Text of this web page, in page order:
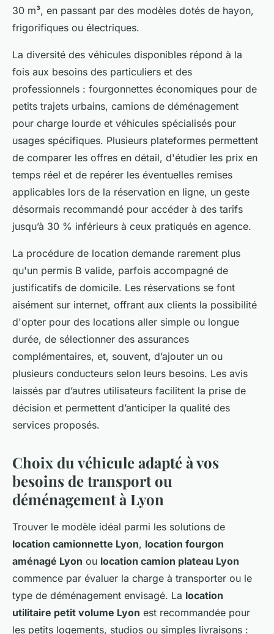
30 m³, en passant par des modèles dotés de hayon,
frigorifiques ou électriques.
La diversité des véhicules disponibles répond à la
fois aux besoins des particuliers et des
professionnels : fourgonnettes économiques pour de
petits trajets urbains, camions de déménagement
pour charge lourde et véhicules spécialisés pour
usages spécifiques. Plusieurs plateformes permettent
de comparer les offres en détail, d'étudier les prix en
temps réel et de repérer les éventuelles remises
applicables lors de la réservation en ligne, un geste
désormais recommandé pour accéder à des tarifs
jusqu’à 30 % inférieurs à ceux pratiqués en agence.
La procédure de location demande rarement plus
qu'un permis B valide, parfois accompagné de
justificatifs de domicile. Les réservations se font
aisément sur internet, offrant aux clients la possibilité
d'opter pour des locations aller simple ou longue
durée, de sélectionner des assurances
complémentaires, et, souvent, d’ajouter un ou
plusieurs conducteurs selon leurs besoins. Les avis
laissés par d’autres utilisateurs facilitent la prise de
décision et permettent d’anticiper la qualité des
services proposés.
Choix du véhicule adapté à vos
besoins de transport ou
déménagement à Lyon
Trouver le modèle idéal parmi les solutions de
location camionnette Lyon, location fourgon
aménagé Lyon ou location camion plateau Lyon
commence par évaluer la charge à transporter ou le
type de déménagement envisagé. La location
utilitaire petit volume Lyon est recommandée pour
les petits logements, studios ou simples livraisons :